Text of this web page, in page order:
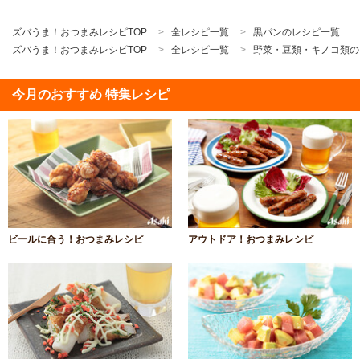
ズバうま！おつまみレシピTOP 全レシピ一覧
黒パンのレシピ一覧
ズバうま！おつまみレシピTOP
全レシピ一覧 野菜・豆類・キノコ類
今月のおすすめ 特集レシピ
ビールに合う！おつまみレシピ アウトドア！おつまみレシピ